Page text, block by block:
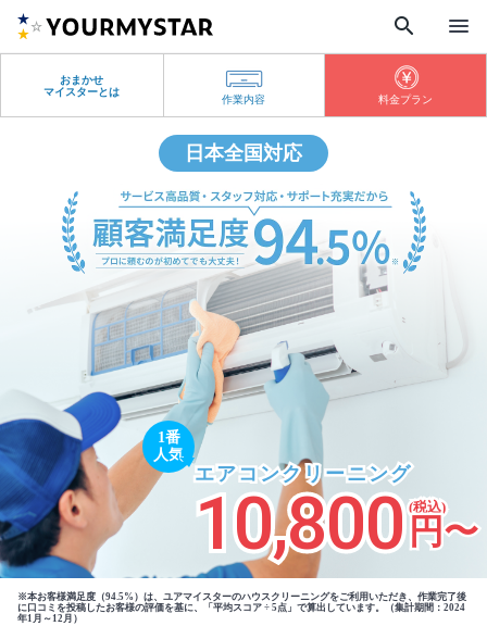
search menu
おまかせ
マイスターとは
作業内容 料金プラン
日本全国対応
1番
人気
エアコンクリーニング
10,800 (税込)
円〜
※本お客様満足度（94.5%）は、ユアマイスターのハウスクリーニングをご利用いただき、作業完了後
に口コミを投稿したお客様の評価を基に、「平均スコア ÷ 5点」で算出しています。（集計期間：2024
年1月～12月）